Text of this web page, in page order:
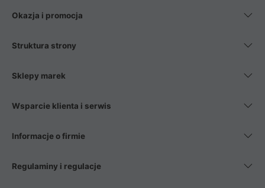
Okazja i promocja
Struktura strony
Sklepy marek
Wsparcie klienta i serwis
Informacje o firmie
Regulaminy i regulacje